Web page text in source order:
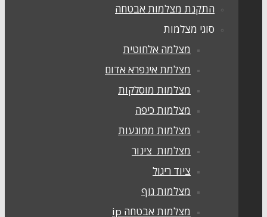
התקנת מצלמות אבטחה
סוגי מצלמות
מצלמה אלחוטית
מצלמת אינפרא אדום
מצלמות מוסלקות
מצלמות כיפה
מצלמות ממונעות
מצלמות צינור
ציוד ריגול
מצלמות גוף
מצלמות אבטחה ip